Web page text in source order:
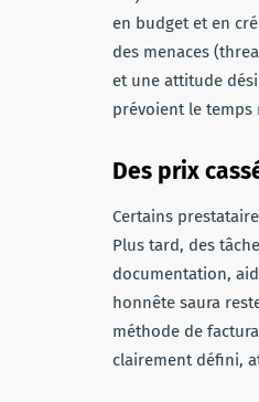
en budget et en
des menaces
et une attitude
prévoient le temps
Des prix
Certains
Plus tard, des
documentation,
honnête saura
méthode de
clairement défini,